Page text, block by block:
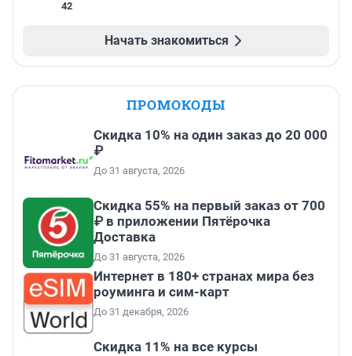
42
Начать знакомиться
ПРОМОКОДЫ
Скидка 10% на один заказ до 20 000
₽
До 31 августа, 2026
Скидка 55% на первый заказ от 700
₽ в приложении Пятёрочка
Доставка
До 31 августа, 2026
Интернет в 180+ странах мира без
роуминга и сим-карт
До 31 декабря, 2026
Скидка 11% на все курсы